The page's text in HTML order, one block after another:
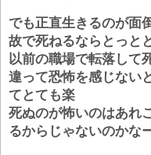
でも正直生きるのが面
故で死ねるならとっと
以前の職場で転落して
違って恐怖を感じない
てとても楽
死ぬのが怖いのはあれ
るからじゃないのかな